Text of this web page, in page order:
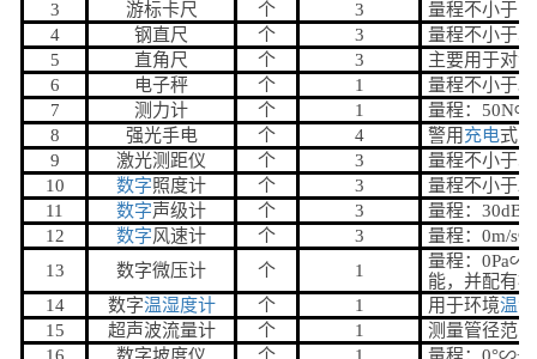
3 游标卡尺 个 3
量程不小于
4
钢直尺 个 3
量程不小于
5
直角尺 个 3
主要用于对
6
电子秤 个 1
量程不小于
7
测力计 个 1
量程：
8
强光手电 个 4 警用充电式
9
激光测距仪 个 3
量程不小于
10
数字照度计 个 3
量程不小于
11
数字声级计 个 3
量程：
12
数字风速计 个 3
量程：0m/
13
数字微压计 个 1
量程：
能，并配有
14
数字温湿度计 个 1 用于环境温
15
超声波流量计 个 1
测量管径范